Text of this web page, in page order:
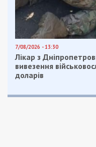
7/08/2026 - 13:30
Лікар з
вивезення
доларів